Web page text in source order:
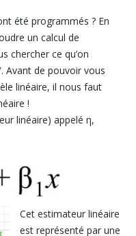
été programmés ? En
un calcul de
chercher ce qu’on
Avant de pouvoir vous
linéaire, il nous faut
!
linéaire) appelé η,
Cet estimateur linéaire
est représenté par une